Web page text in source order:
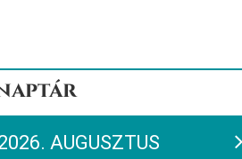
AUGUSZTUS